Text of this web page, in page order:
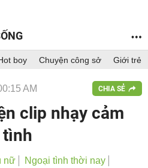
boy Chuyện công sở Giới trẻ
AM CHIA SẺ
clip nhạy cảm
tình
nữ
Ngoại tình thời nay